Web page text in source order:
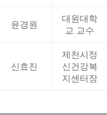
윤경원
대원대학
교 교수
신효진
제천시정
신건강복
지센터장